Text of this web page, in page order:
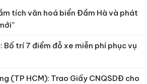
tích văn hoá biển Đầm Hà và phát
Bố trí 7 điểm đỗ xe miễn phí phục vụ
(TP HCM): Trao Giấy CNQSDĐ cho